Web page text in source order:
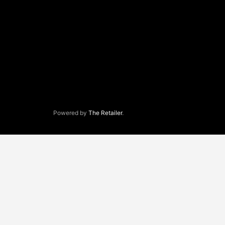
Powered by The Retailer.